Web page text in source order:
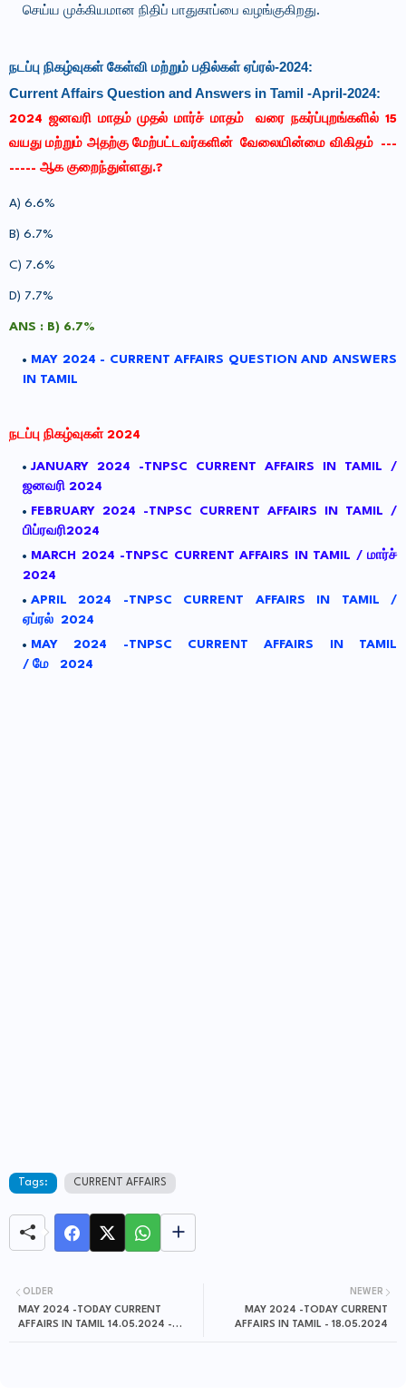
செய்ய முக்கியமான நிதிப் பாதுகாப்பை வழங்குகிறது.
நடப்பு நிகழ்வுகள் கேள்வி மற்றும் பதில்கள் ஏப்ரல்-2024:
Current Affairs Question and Answers in Tamil -April-2024:
2024 ஜனவரி மாதம் முதல் மார்ச் மாதம் வரைநகர்ப்புறங்களில் 15
வயது மற்றும் அதற்கு மேற்பட்டவர்களின் வேலையின்மை விகிதம் ---
----- ஆக குறைந்துள்ளது.?
A) 6.6%
B) 6.7%
C) 7.6%
D) 7.7%
ANS : B) 6.7%
MAY 2024 - CURRENT AFFAIRS QUESTION AND ANSWERS
IN TAMIL
நடப்பு நிகழ்வுகள் 2024
JANUARY 2024 -TNPSC CURRENT AFFAIRS IN TAMIL /
ஜனவரி 2024
FEBRUARY 2024 -TNPSC CURRENT AFFAIRS IN TAMIL /
பிப்ரவரி2024
MARCH 2024 -TNPSC CURRENT AFFAIRS IN TAMIL / மார்ச்
2024
APRIL 2024 -TNPSC CURRENT AFFAIRS IN TAMIL /
ஏப்ரல் 2024
MAY 2024 -TNPSC CURRENT AFFAIRS IN TAMIL
/ மே 2024
Tags: CURRENT AFFAIRS
NEWER
MAY 2024 -TODAY CURRENT
AFFAIRS IN TAMIL - 18.05.2024
OLDER
MAY 2024 -TODAY CURRENT
AFFAIRS IN TAMIL 14.05.2024 -